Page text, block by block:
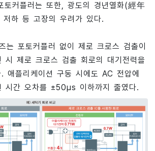
토커플러는 또한, 광도의 경년열화(經年
하 등 고장의 우려가 있다.
는 포토커플러 없이 제로 크로스 검출이
시 제로 크로스 검출 회로의 대기전력을
애플리케이션 구동 시에도 AC 전압에
시간 오차를 ±50µs 이하까지 줄였다.